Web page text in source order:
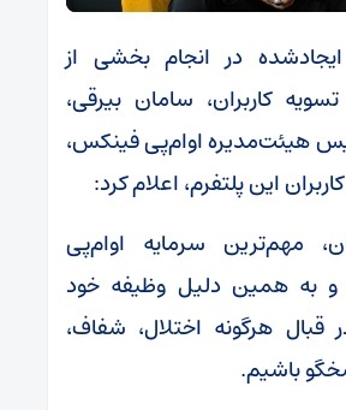
در انجام بخشی از
کاربران، سامان بیرقی،
هیئت‌مدیره او‌ام‌پی فینکس،
این پلتفرم، اعلام کرد:
مهم‌ترین سرمایه او‌ام‌پی
به همین دلیل وظیفه خود
قبال هرگونه اختلال، شفاف،
باشیم.